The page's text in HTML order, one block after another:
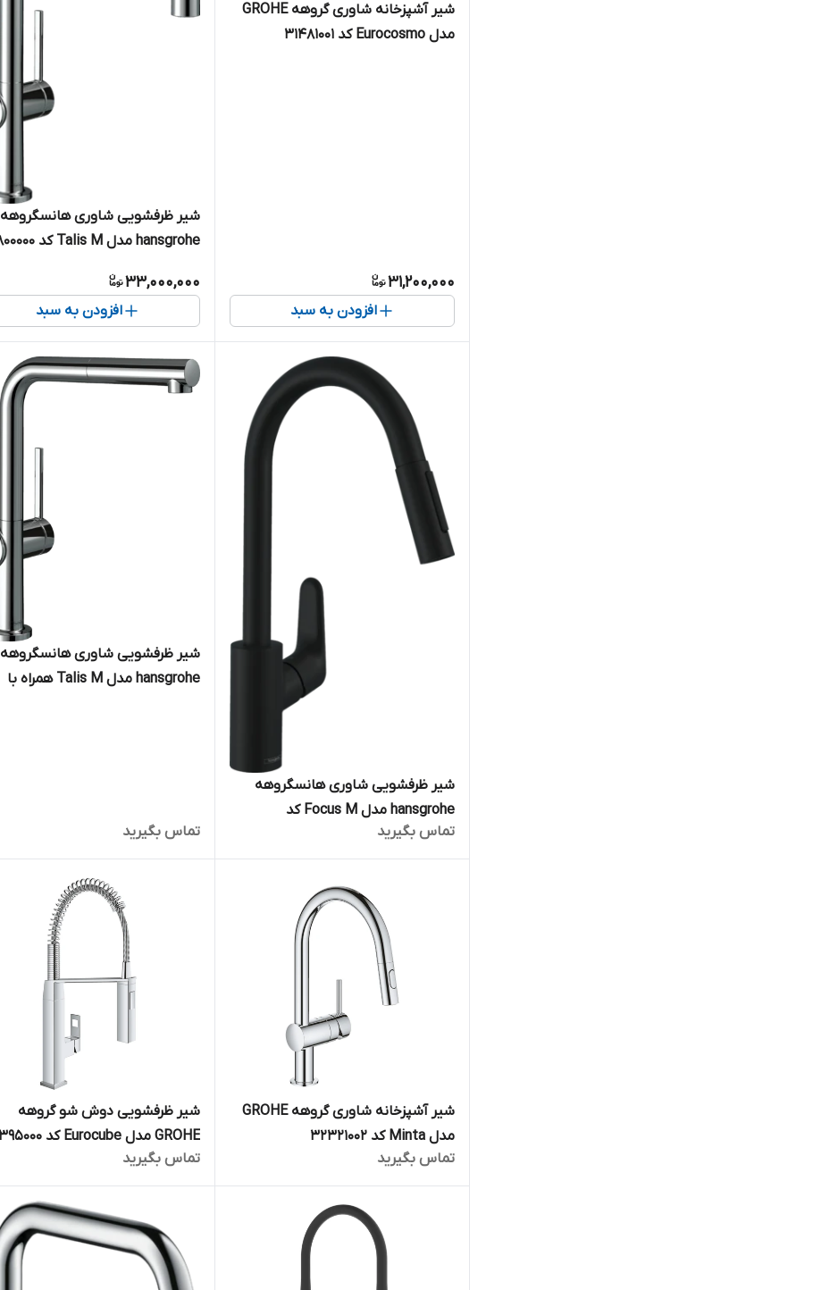
شیر آشپزخانه شاوری گروهه GROHE
مدل Eurocosmo کد 31481001
31,200,000
افزودن به سبد
شیر ظرفشویی شاوری هانسگروهه
hansgrohe مدل Talis M کد 72800000
33,000,000
افزودن به سبد
شیر ظرفشویی شاوری هانسگروهه
hansgrohe مدل Focus M کد
31815670
تماس بگیرید
شیر ظرفشویی شاوری هانسگروهه
hansgrohe مدل Talis M همراه با
تماس بگیرید
شیر آشپزخانه شاوری گروهه GROHE
مدل Minta کد 32321002
تماس بگیرید
شیر ظرفشویی دوش شو گروهه
GROHE مدل Eurocube کد 31395000
تماس بگیرید